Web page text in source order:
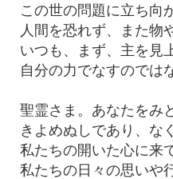
この世の問題に立ち向
人間を恐れず、また物
いつも、まず、主を見
自分の力でなすのでは
聖霊さま。あなたをみ
きよめぬしであり、な
私たちの開いた心に来
私たちの日々の思いや